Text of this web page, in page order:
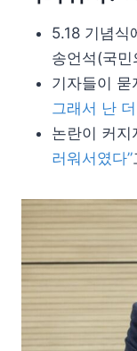
5.18 기념식
송언석(국
기자들이 묻
그래서 난
논란이 커지
러워서였다”